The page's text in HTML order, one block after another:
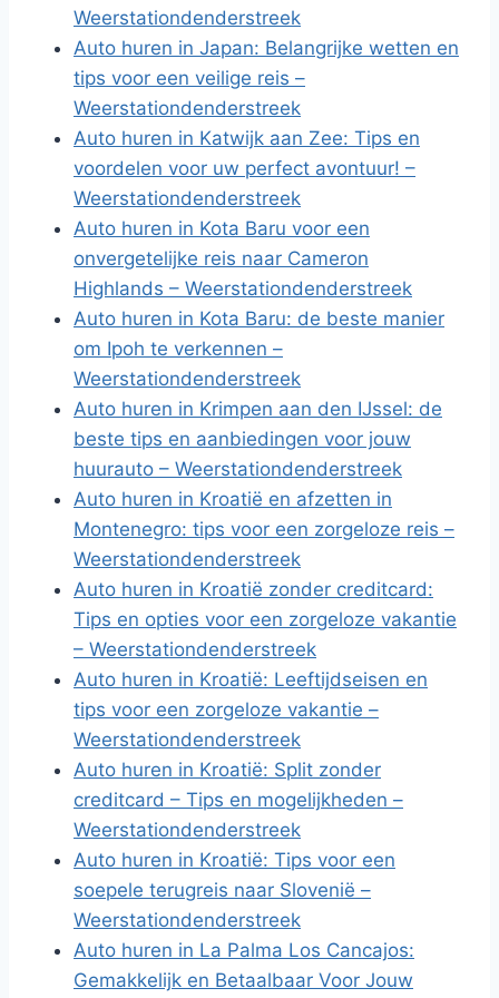
Weerstationdenderstreek
Auto huren in Japan: Belangrijke wetten en
tips voor een veilige reis –
Weerstationdenderstreek
Auto huren in Katwijk aan Zee: Tips en
voordelen voor uw perfect avontuur! –
Weerstationdenderstreek
Auto huren in Kota Baru voor een
onvergetelijke reis naar Cameron
Highlands – Weerstationdenderstreek
Auto huren in Kota Baru: de beste manier
om Ipoh te verkennen –
Weerstationdenderstreek
Auto huren in Krimpen aan den IJssel: de
beste tips en aanbiedingen voor jouw
huurauto – Weerstationdenderstreek
Auto huren in Kroatië en afzetten in
Montenegro: tips voor een zorgeloze reis –
Weerstationdenderstreek
Auto huren in Kroatië zonder creditcard:
Tips en opties voor een zorgeloze vakantie
– Weerstationdenderstreek
Auto huren in Kroatië: Leeftijdseisen en
tips voor een zorgeloze vakantie –
Weerstationdenderstreek
Auto huren in Kroatië: Split zonder
creditcard – Tips en mogelijkheden –
Weerstationdenderstreek
Auto huren in Kroatië: Tips voor een
soepele terugreis naar Slovenië –
Weerstationdenderstreek
Auto huren in La Palma Los Cancajos:
Gemakkelijk en Betaalbaar Voor Jouw